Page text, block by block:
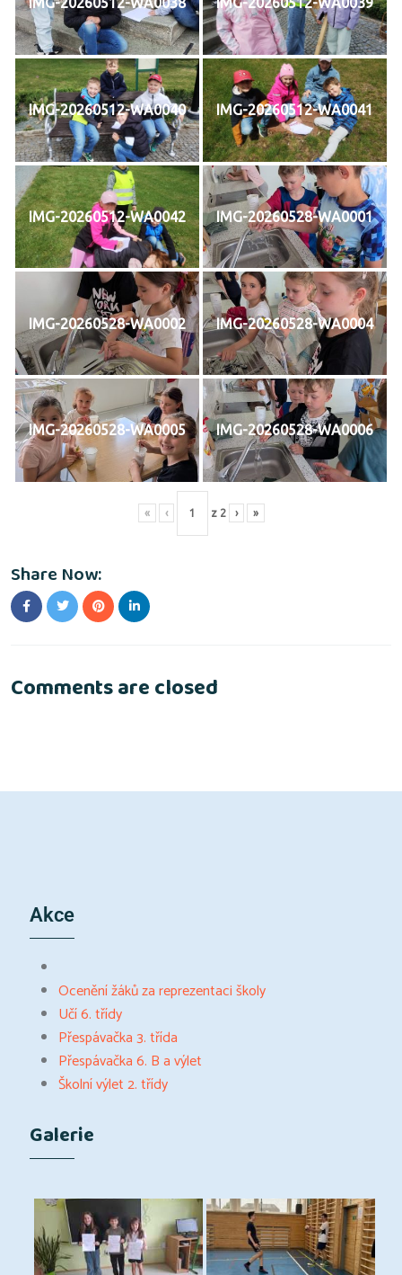
IMG-20260512-WA0040 IMG-20260512-WA0041
IMG-20260512-WA0042 IMG-20260528-WA0001
IMG-20260528-WA0002 IMG-20260528-WA0004
IMG-20260528-WA0005 IMG-20260528-WA0006
« ‹ z 2 › »
Share Now:
Comments are closed
Akce
Ocenění žáků za reprezentaci školy
Učí 6. třídy
Přespávačka 3. třída
Přespávačka 6. B a výlet
Školní výlet 2. třídy
Galerie